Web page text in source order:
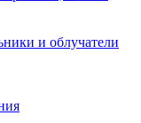
и облучатели